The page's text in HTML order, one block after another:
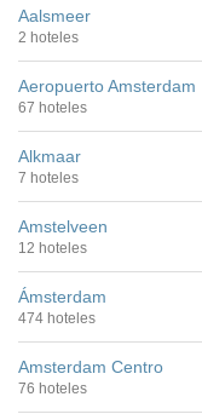
Aalsmeer
2 hoteles
Aeropuerto Amsterdam
67 hoteles
Alkmaar
7 hoteles
Amstelveen
12 hoteles
Ámsterdam
474 hoteles
Amsterdam Centro
76 hoteles